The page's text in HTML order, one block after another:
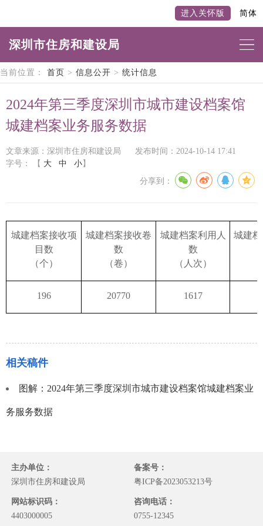
进入关怀版 简体
深圳市住房和建设局
当前位置： 首页 > 信息公开 > 统计信息
2024年第三季度深圳市城市建设档案馆
城建档案业务服务数据
文章来源：深圳市住房和建设局
发布时间：2024-10-14 17:41
字号：
【 大 中 小 】
分享到：
城建档案接收项
目数
（个）
城建档案接收卷
数
（卷）
城建档案利用人
数
（人次）
城建
196 20770 1617
相关稿件
图解：2024年第三季度深圳市城市建设档案馆城建档案业
务服务数据
主办单位：
深圳市住房和建设局
备案号：
粤ICP备2023053213号
网站标识码：
4403000005
咨询电话：
0755-12345